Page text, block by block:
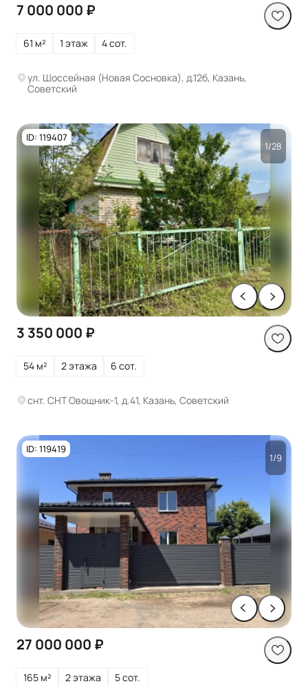
7 000 000 ₽
61 м² 1 этаж 4 сот.
ул. Шоссейная (Новая Сосновка), д.12б, Казань,
Советский
ID: 119407
1/28
3 350 000 ₽
54 м² 2 этажа 6 сот.
снт. СНТ Овощник-1, д.41, Казань, Советский
ID: 119419
1/9
27 000 000 ₽
165 м² 2 этажа 5 сот.